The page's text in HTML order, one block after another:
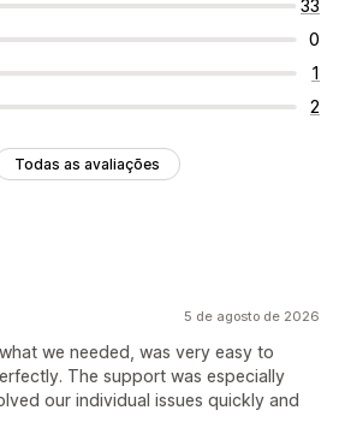
33
0
1
2
Todas as avaliações
5 de agosto de 2026
we needed, was very easy to
The support was especially
our individual issues quickly and